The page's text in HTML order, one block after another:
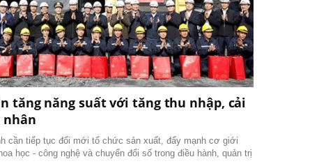
tăng năng suất với tăng thu nhập, cải
nhân
cần tiếp tục đổi mới tổ chức sản xuất, đẩy mạnh cơ giới
học - công nghệ và chuyển đổi số trong điều hành, quản trị